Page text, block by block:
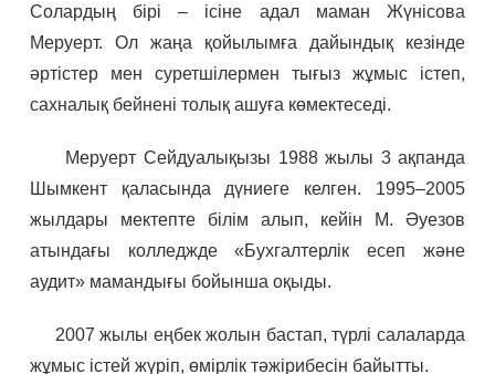
Солардың бірі – ісіне адал маман Жүнісова
Меруерт. Ол жаңа қойылымға дайындық кезінде
әртістер мен суретшілермен тығыз жұмыс істеп,
сахналық бейнені толық ашуға көмектеседі.
Меруерт Сейдуалықызы 1988 жылы 3 ақпанда
Шымкент қаласында дүниеге келген. 1995–2005
жылдары мектепте білім алып, кейін М. Әуезов
атындағы колледжде «Бухгалтерлік есеп және
аудит» мамандығы бойынша оқыды.
2007 жылы еңбек жолын бастап, түрлі салаларда
жұмыс істей жүріп, өмірлік тәжірибесін байытты.